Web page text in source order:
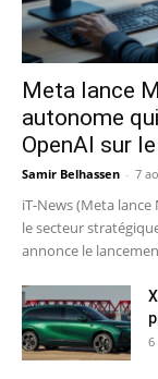
Meta lance
autonome
OpenAI sur
Samir Belhassen - 7
iT-News (Meta
le secteur
annonce le
6